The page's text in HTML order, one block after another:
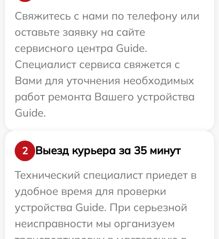
Свяжитесь с нами по телефону или
оставьте заявку на сайте
сервисного центра Guide.
Специалист сервиса свяжется с
Вами для уточнения необходимых
работ ремонта Вашего устройства
Guide.
2
Выезд курьера за 35 минут
Технический специалист приедет в
удобное время для проверки
устройства Guide. При серьезной
неисправности мы организуем